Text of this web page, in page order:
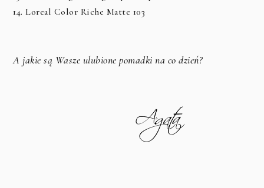
14. Loreal Color Riche Matte 103
A jakie są Wasze ulubione pomadki na co dzień?